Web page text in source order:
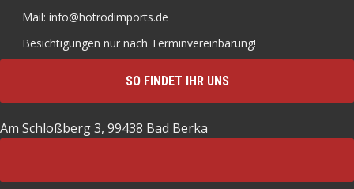
Mail: info@hotrodimports.de
Besichtigungen nur nach Terminvereinbarung!
SO FINDET IHR UNS
Am Schloßberg 3, 99438 Bad Berka